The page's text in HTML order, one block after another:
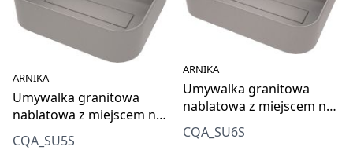
ARNIKA
Umywalka granitowa
nablatowa z miejscem na
baterię - z maskownicą
CQA_SU5S
ARNIKA
Umywalka granitowa
nablatowa z miejscem na
baterię - z maskownicą
CQA_SU6S